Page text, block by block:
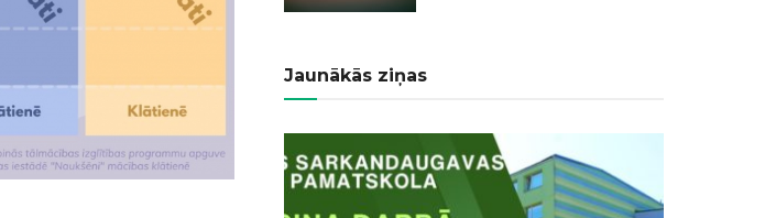
Jaunākās ziņas